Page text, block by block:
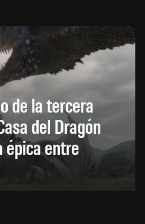
de la tercera
del Dragón
épica entre